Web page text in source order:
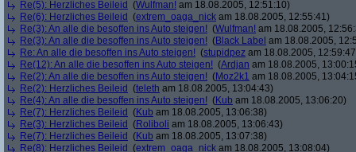
Re(5): Herzliches Beileid (Wulfman! am 18.08.2005, 12:51:10)
Re(6): Herzliches Beileid (extrem_oaga_nick am 18.08.2005, 12:55:41)
Re(3): An alle die besoffen ins Auto steigen! (Wulfman! am 18.08.2005,
Re(3): An alle die besoffen ins Auto steigen! (Black Label am 18.08.2005,
Re: An alle die besoffen ins Auto steigen! (stupidpez am 18.08.2005,
Re(12): An alle die besoffen ins Auto steigen! (Ardjan am 18.08.2005,
Re(2): An alle die besoffen ins Auto steigen! (Moz2k1 am 18.08.2005,
Re(2): Herzliches Beileid (teleth am 18.08.2005, 13:04:43)
Re(4): An alle die besoffen ins Auto steigen! (Kub am 18.08.2005, 13:06:20)
Re(7): Herzliches Beileid (Kub am 18.08.2005, 13:06:38)
Re(3): Herzliches Beileid (Roliboli am 18.08.2005, 13:06:43)
Re(7): Herzliches Beileid (Kub am 18.08.2005, 13:07:38)
Re(8): Herzliches Beileid (extrem_oaga_nick am 18.08.2005, 13:08:04)